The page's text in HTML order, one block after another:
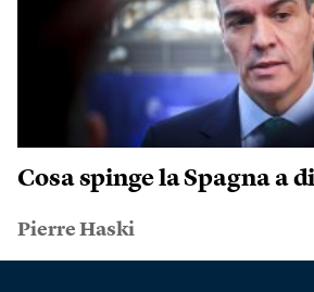
Cosa spinge la Spagna a
Pierre Haski